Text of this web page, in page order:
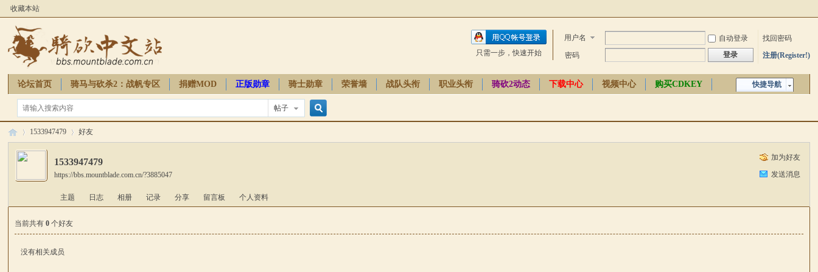
收藏本站
用户名 自动登录
找回密码
密码
登录 注册(Register!)
只需一步，快速开始
快捷导航
论坛首页 骑马与砍杀2：战帆专区 捐赠MOD 正版勋章 骑士勋章 荣誉墙 战队头衔 职业头衔 骑砍2动态 下载中心 视频中心
购买CDKEY
骑砍周边
帖子
›
1533947479 好友
加为好友
发送消息
1533947479
https://bbs.mountblade.com.cn/?3885047
主题 日志 相册 记录 分享 留言板 个人资料
当前共有0 个好友
没有相关成员